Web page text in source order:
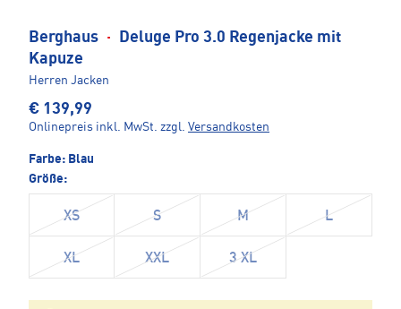
Berghaus ·
Deluge Pro 3.0 Regenjacke mit
Kapuze
Herren Jacken
€ 139,99
Onlinepreis inkl. MwSt. zzgl. Versandkosten
Farbe: Blau
Größe:
XS S M L
XL XXL 3 XL